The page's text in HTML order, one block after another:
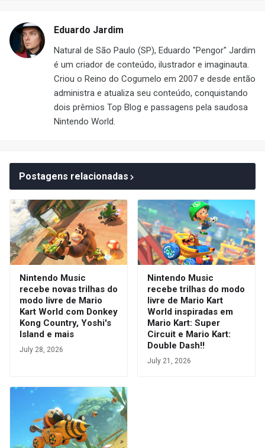
Eduardo Jardim
Natural de São Paulo (SP), Eduardo "Pengor" Jardim
é um criador de conteúdo, ilustrador e imaginauta.
Criou o Reino do Cogumelo em 2007 e desde então
administra e atualiza seu conteúdo, conquistando
dois prêmios Top Blog e passagens pela saudosa
Nintendo World.
Postagens relacionadas
Nintendo Music
recebe novas trilhas do
modo livre de Mario
Kart World com Donkey
Kong Country, Yoshi's
Island e mais
July 28, 2026
Nintendo Music
recebe trilhas do modo
livre de Mario Kart
World inspiradas em
Mario Kart: Super
Circuit e Mario Kart:
Double Dash!!
July 21, 2026